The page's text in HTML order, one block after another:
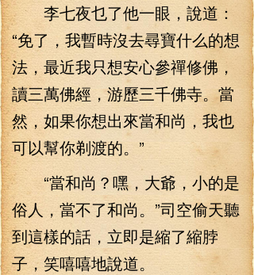
李七夜乜了他一眼，說道：
“免了，我暫時沒去尋寶什么的想
法，最近我只想安心參禪修佛，
讀三萬佛經，游歷三千佛寺。當
然，如果你想出來當和尚，我也
可以幫你剃渡的。”
“當和尚？嘿，大爺，小的是
俗人，當不了和尚。”司空偷天聽
到這樣的話，立即是縮了縮脖
子，笑嘻嘻地說道。